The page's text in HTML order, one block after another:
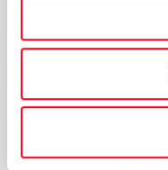
0226-649580